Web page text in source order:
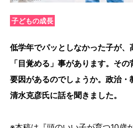
子どもの成長
低学年でパッとしなかった子が、
「目覚める」事があります。そ
要因があるのでしょうか。政治・
清水克彦氏に話を聞きました。